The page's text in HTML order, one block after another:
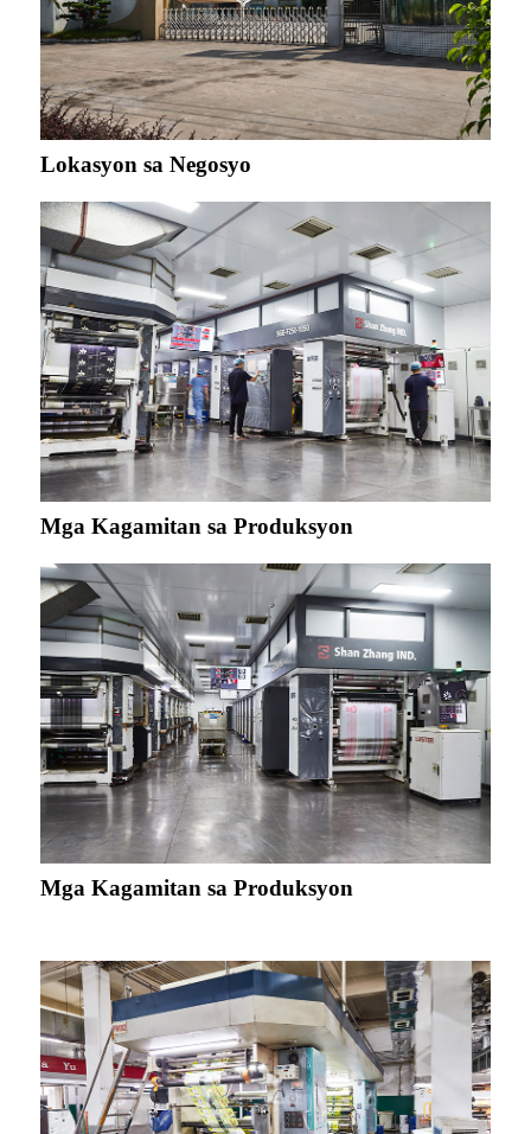
Lokasyon sa Negosyo
Mga Kagamitan sa Produksyon
Mga Kagamitan sa Produksyon